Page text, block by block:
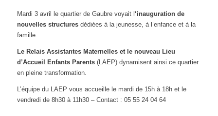
Mardi 3 avril le quartier de Gaubre voyait l ‘inauguration de
nouvelles structuresdédiées à la jeunesse, à l’enfance et à la
famille.
Le Relais Assistantes Maternelles et le nouveau Lieu
d’Accueil Enfants Parents(LAEP) dynamisent ainsi ce quartier
en pleine transformation.
L’équipe du LAEP vous accueille le mardi de 15h à 18h et le
vendredi de 8h30 à 11h30 – Contact : 05 55 24 04 64